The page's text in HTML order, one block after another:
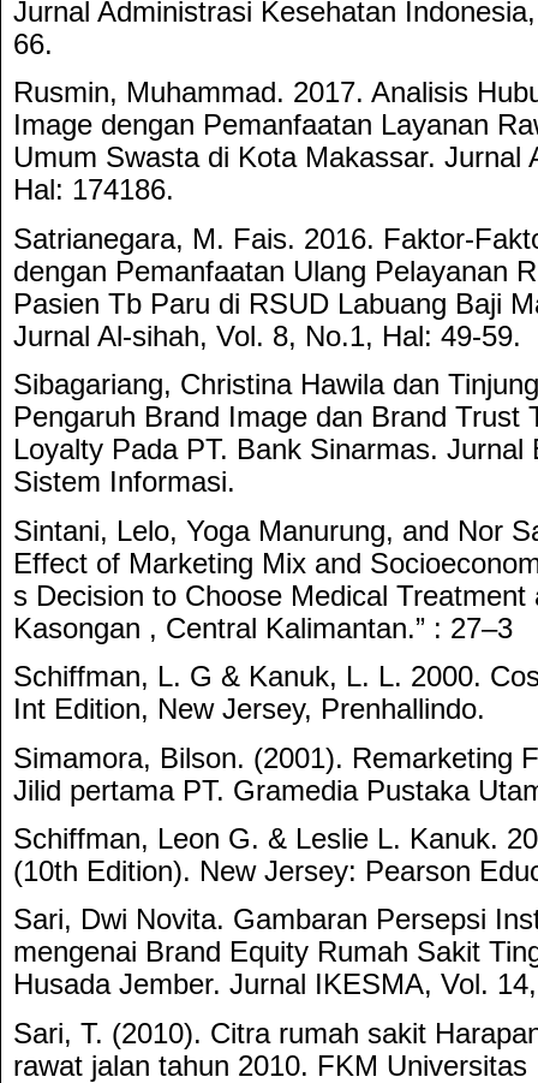
Jurnal Administrasi Kesehatan
66.
Rusmin, Muhammad. 2017. Analisis
Image dengan Pemanfaatan Layanan
Umum Swasta di Kota Makassar. Jurnal
Hal: 174186.
Satrianegara, M. Fais. 2016. Faktor-
dengan Pemanfaatan Ulang Pelayanan
Pasien Tb Paru di RSUD Labuang Baji
Jurnal Al-sihah, Vol. 8, No.1, Hal: 49-59.
Sibagariang, Christina Hawila dan
Pengaruh Brand Image dan Brand Trust
Loyalty Pada PT. Bank Sinarmas. Jurnal
Sistem Informasi.
Sintani, Lelo, Yoga Manurung, and Nor
Effect of Marketing Mix and
s Decision to Choose Medical
Kasongan , Central Kalimantan.” : 27–3
Schiffman, L. G & Kanuk, L. L. 2000.
Int Edition, New Jersey, Prenhallindo.
Simamora, Bilson. (2001). Remarketing
Jilid pertama PT. Gramedia Pustaka
Schiffman, Leon G. & Leslie L. Kanuk.
(10th Edition). New Jersey: Pearson
Sari, Dwi Novita. Gambaran Persepsi
mengenai Brand Equity Rumah Sakit
Husada Jember. Jurnal IKESMA, Vol.
Sari, T. (2010). Citra rumah sakit
rawat jalan tahun 2010. FKM